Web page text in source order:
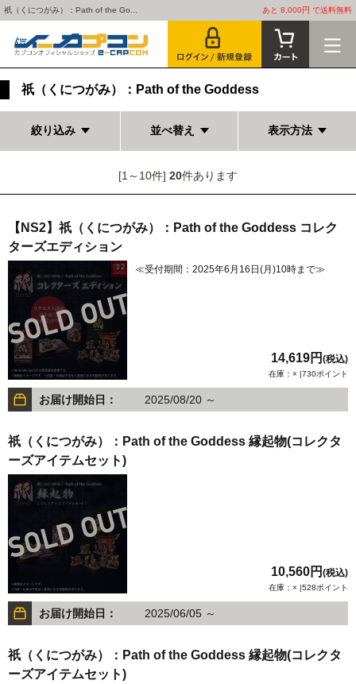
祇（くにつがみ）：Path of the Go... あと 8,000円 で送料無料
祇（くにつがみ）：Path of the Goddess
絞り込み 並べ替え 表示方法
[1～10件] 20件あります
【NS2】祇（くにつがみ）：Path of the Goddess コレク
ターズエディション
≪受付期間：2025年6月16日(月)10時まで≫
14,619円 (税込)
在庫：× |730ポイント
お届け開始日： 2025/08/20 ～
祇（くにつがみ）：Path of the Goddess 縁起物(コレクタ
ーズアイテムセット)
10,560円 (税込)
在庫：× |528ポイント
お届け開始日： 2025/06/05 ～
祇（くにつがみ）：Path of the Goddess 縁起物(コレクタ
ーズアイテムセット)